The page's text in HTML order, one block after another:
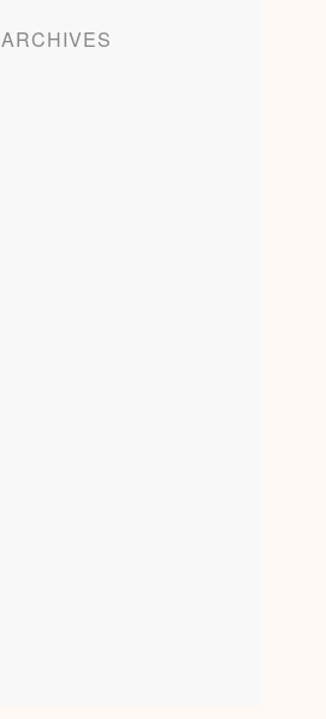
ARCHIVES